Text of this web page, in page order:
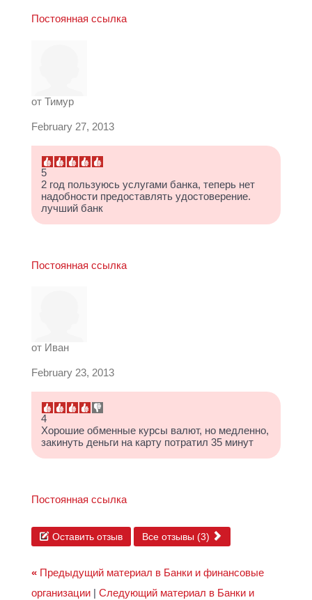
Постоянная ссылка
от Тимур
February 27, 2013
5
2 год пользуюсь услугами банка, теперь нет
надобности предоставлять удостоверение.
лучший банк
Постоянная ссылка
от Иван
February 23, 2013
4
Хорошие обменные курсы валют, но медленно,
закинуть деньги на карту потратил 35 минут
Постоянная ссылка
Оставить отзыв Все отзывы (3)
« Предыдущий материал в Банки и финансовые
организации
Следующий материал в Банки и